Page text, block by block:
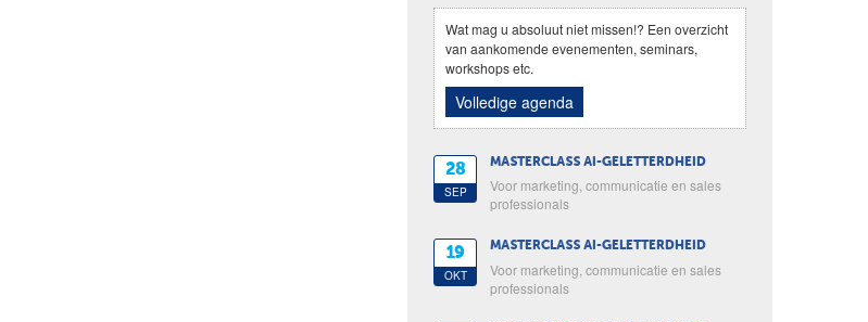
Wat mag u absoluut niet missen!? Een overzicht
van aankomende evenementen, seminars,
workshops etc.
Volledige agenda
28
SEP
MASTERCLASS AI-GELETTERDHEID
Voor marketing, communicatie en sales
professionals
19
OKT
MASTERCLASS AI-GELETTERDHEID
Voor marketing, communicatie en sales
professionals